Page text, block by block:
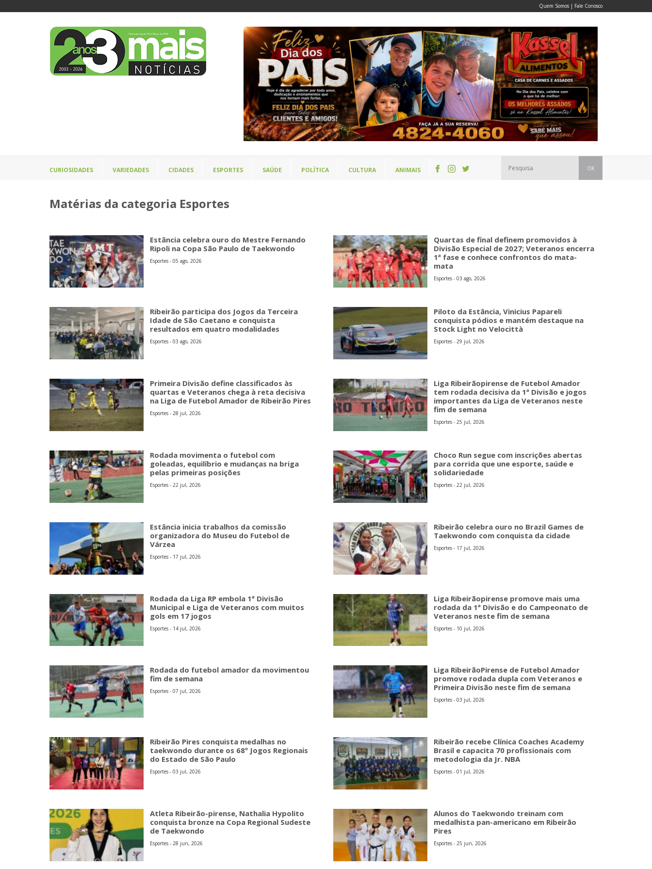
Quem Somos | Fale Conosco
CURIOSIDADES VARIEDADES CIDADES ESPORTES SAÚDE POLÍTICA CULTURA ANIMAIS OK
Matérias da categoria Esportes
Estância celebra ouro do Mestre Fernando
Ripoli na Copa São Paulo de Taekwondo
Esportes - 05 ago, 2026
Quartas de final definem promovidos à
Divisão Especial de 2027; Veteranos encerra
1ª fase e conhece confrontos do mata-
mata
Esportes - 03 ago, 2026
Ribeirão participa dos Jogos da Terceira
Idade de São Caetano e conquista
resultados em quatro modalidades
Esportes - 03 ago, 2026
Piloto da Estância, Vinicius Papareli
conquista pódios e mantém destaque na
Stock Light no Velocittà
Esportes - 29 jul, 2026
Primeira Divisão define classificados às
quartas e Veteranos chega à reta decisiva
na Liga de Futebol Amador de Ribeirão Pires
Esportes - 28 jul, 2026
Liga Ribeirãopirense de Futebol Amador
tem rodada decisiva da 1ª Divisão e jogos
importantes da Liga de Veteranos neste
fim de semana
Esportes - 25 jul, 2026
Rodada movimenta o futebol com
goleadas, equilíbrio e mudanças na briga
pelas primeiras posições
Esportes - 22 jul, 2026
Choco Run segue com inscrições abertas
para corrida que une esporte, saúde e
solidariedade
Esportes - 22 jul, 2026
Estância inicia trabalhos da comissão
organizadora do Museu do Futebol de
Várzea
Esportes - 17 jul, 2026
Ribeirão celebra ouro no Brazil Games de
Taekwondo com conquista da cidade
Esportes - 17 jul, 2026
Rodada da Liga RP embola 1ª Divisão
Municipal e Liga de Veteranos com muitos
gols em 17 jogos
Esportes - 14 jul, 2026
Liga Ribeirãopirense promove mais uma
rodada da 1ª Divisão e do Campeonato de
Veteranos neste fim de semana
Esportes - 10 jul, 2026
Rodada do futebol amador da movimentou
fim de semana
Esportes - 07 jul, 2026
Liga RibeirãoPirense de Futebol Amador
promove rodada dupla com Veteranos e
Primeira Divisão neste fim de semana
Esportes - 03 jul, 2026
Ribeirão Pires conquista medalhas no
taekwondo durante os 68º Jogos Regionais
do Estado de São Paulo
Esportes - 03 jul, 2026
Ribeirão recebe Clínica Coaches Academy
Brasil e capacita 70 profissionais com
metodologia da Jr. NBA
Esportes - 01 jul, 2026
Atleta Ribeirão-pirense, Nathalia Hypolito
conquista bronze na Copa Regional Sudeste
de Taekwondo
Esportes - 28 jun, 2026
Alunos do Taekwondo treinam com
medalhista pan-americano em Ribeirão
Pires
Esportes - 25 jun, 2026